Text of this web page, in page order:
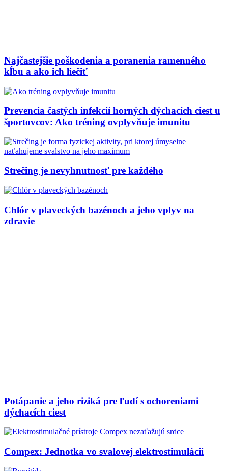
Najčastejšie poškodenia a poranenia ramenného
kĺbu a ako ich liečiť
Prevencia častých infekcií horných dýchacích ciest u
športovcov: Ako tréning ovplyvňuje imunitu
Strečing je nevyhnutnosť pre každého
Chlór v plaveckých bazénoch a jeho vplyv na
zdravie
Potápanie a jeho riziká pre ľudí s ochoreniami
dýchacích ciest
Compex: Jednotka vo svalovej elektrostimulácii